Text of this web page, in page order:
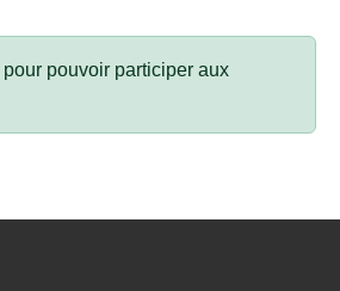
pour pouvoir participer aux